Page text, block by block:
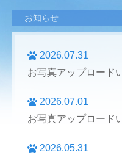
お知らせ
2026.07.31
お写真アップロード
2026.07.01
お写真アップロード
2026.05.31